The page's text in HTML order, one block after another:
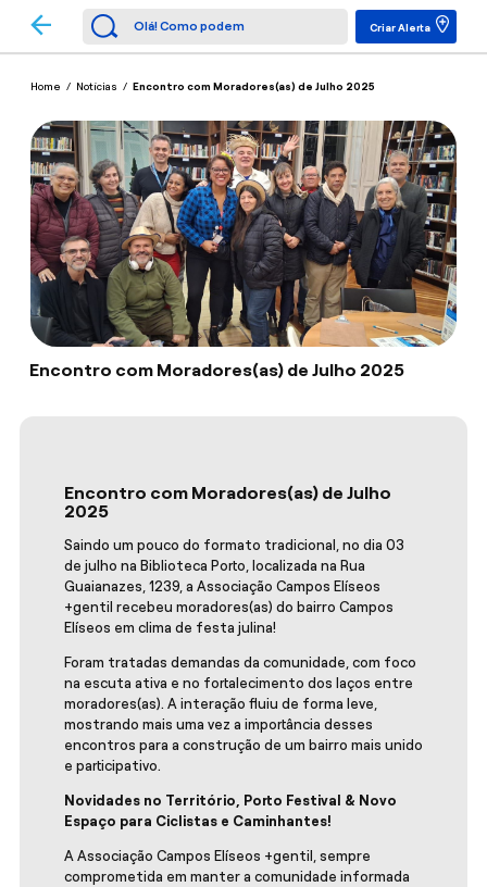
Criar Alerta
Home / Notícias / Encontro com Moradores(as) de Julho 2025
Encontro com Moradores(as) de Julho 2025
Encontro com Moradores(as) de Julho
2025
Saindo um pouco do formato tradicional, no dia 03
de julho na Biblioteca Porto, localizada na Rua
Guaianazes, 1239, a Associação Campos Elíseos
+gentil recebeu moradores(as) do bairro Campos
Elíseos em clima de festa julina!
Foram tratadas demandas da comunidade, com foco
na escuta ativa e no fortalecimento dos laços entre
moradores(as). A interação fluiu de forma leve,
mostrando mais uma vez a importância desses
encontros para a construção de um bairro mais unido
e participativo.
Novidades no Território, Porto Festival & Novo
Espaço para Ciclistas e Caminhantes!
A Associação Campos Elíseos +gentil, sempre
comprometida em manter a comunidade informada